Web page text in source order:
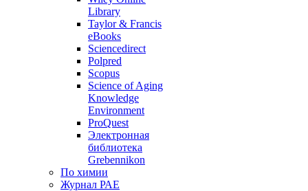
Library
Taylor & Francis
eBooks
Sciencedirect
Polpred
Scopus
Science of Aging
Knowledge
Environment
ProQuest
Электронная
библиотека
Grebennikon
По химии
Журнал РАЕ